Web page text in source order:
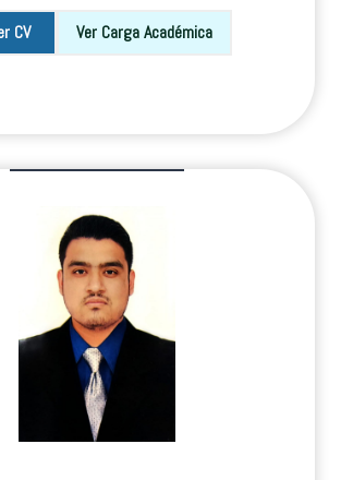
CV Ver Carga Académica